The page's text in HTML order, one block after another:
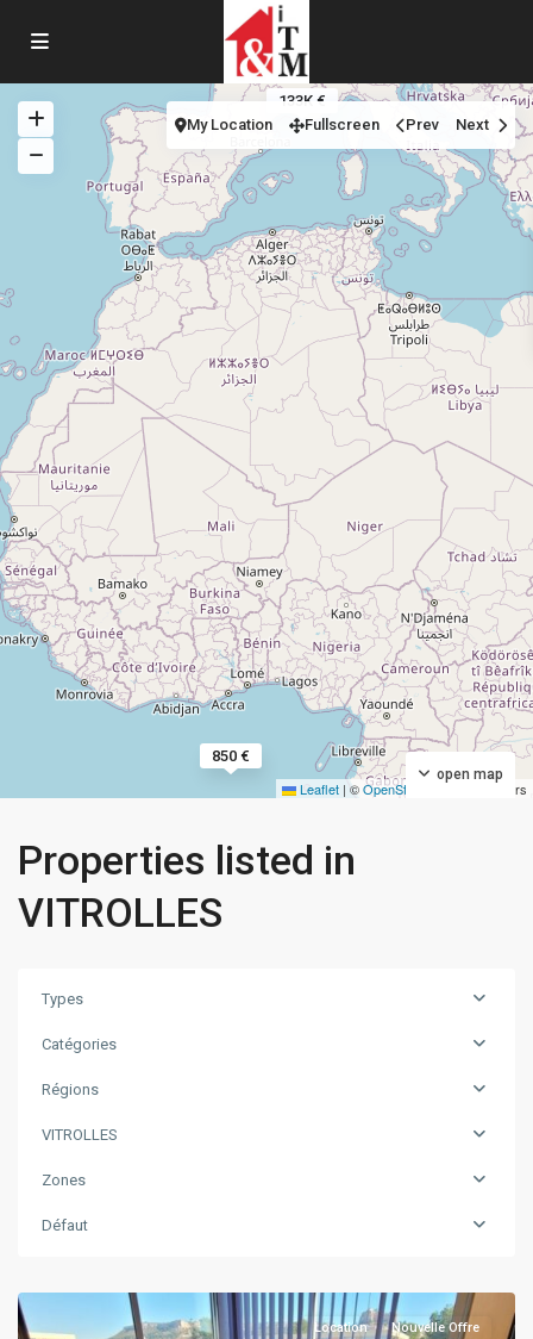
133K €
850 €
Leaflet | ©OpenStreetMap contributors
open map
My Location Fullscreen Prev Next
Properties listed in
VITROLLES
Types
Catégories
Régions
VITROLLES
Zones
Défaut
Location Nouvelle Offre